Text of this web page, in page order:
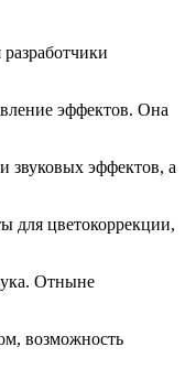
эффектов. Она
звуковых эффектов, а
для цветокоррекции,
Отныне
возможность